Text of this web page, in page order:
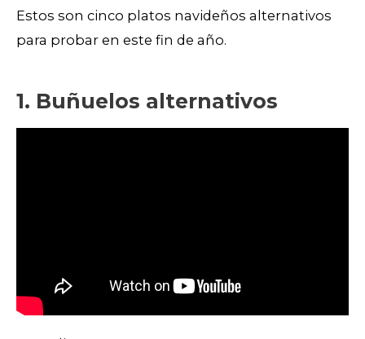
Estos son cinco platos navideños alternativos
para probar en este fin de año.
1. Buñuelos alternativos